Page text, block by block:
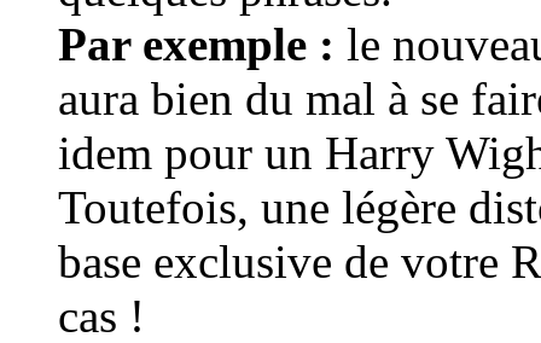
Par exemple : le
aura bien du mal à se
idem pour un Harry
Toutefois, une légère
base exclusive de votre
cas !